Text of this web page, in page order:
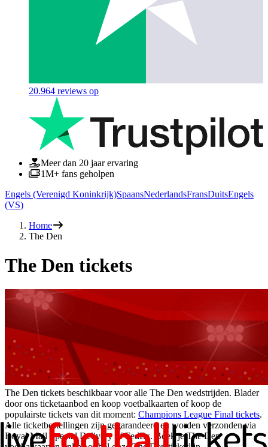
20.964 reviews op
Meer dan 20 jaar ervaring
1M+ fans geholpen
Engels (Verenigd Koninkrijk)SpaansNederlandsFransDuitsEngels
(VS)
Home
The Den
The Den tickets
The Den tickets beschikbaar voor alle The Den wedstrijden. Blader
door ons ticketaanbod en koop voetbalkaarten of koop de
populairste tickets van dit moment: Champions League Final tickets.
Alle ticketbestellingen zijn gegarandeerd en worden verzonden via
Royal Mail Special Delivery of FedEx. Boek je The Den